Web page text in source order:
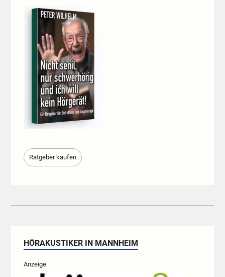
Ratgeber kaufen
HÖRAKUSTIKER IN MANNHEIM
Anzeige